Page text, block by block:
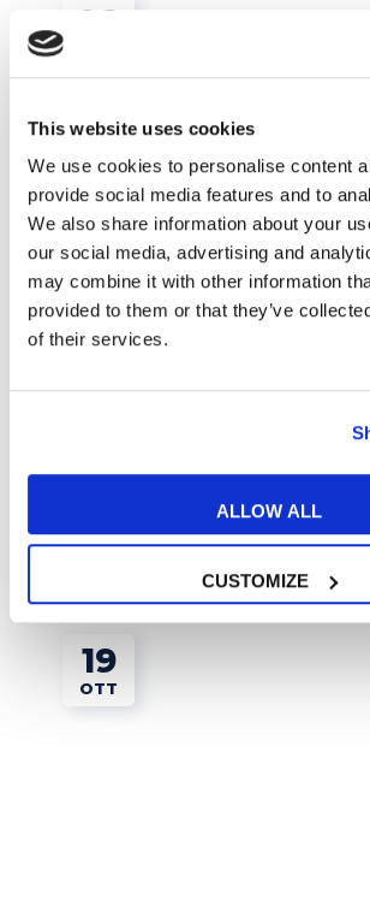
This website uses cookies
We use cookies to personalise content
provide social media features and to
We also share information about your
our social media, advertising and
may combine it with other information
provided to them or that they’ve
of their services.
ALLOW ALL
CUSTOMIZE
08
Film e Musica
Impara l’inglese con 3 canzoni
19
OTT